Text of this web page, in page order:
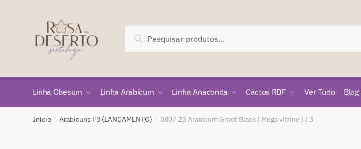
por:
Pesquisar
Linha Obesum Linha Arabicum Linha Anaconda Cactos RDF Ver Tudo Blog
Início / Arabicuns F3 (LANÇAMENTO) / 0807 23 Arabicum Groot Black ( Mega vitrine ) F3